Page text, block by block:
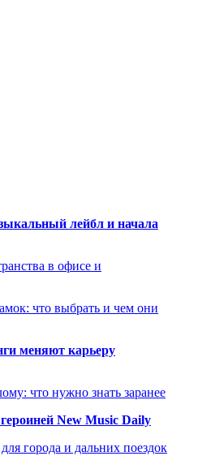
лейбл и начала
в офисе и
что выбрать и чем они
меняют карьеру
что нужно знать заранее
New Music Daily
города и дальних поездок